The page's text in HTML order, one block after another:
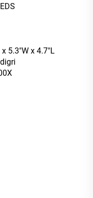
x 5.3"W x 4.7"L